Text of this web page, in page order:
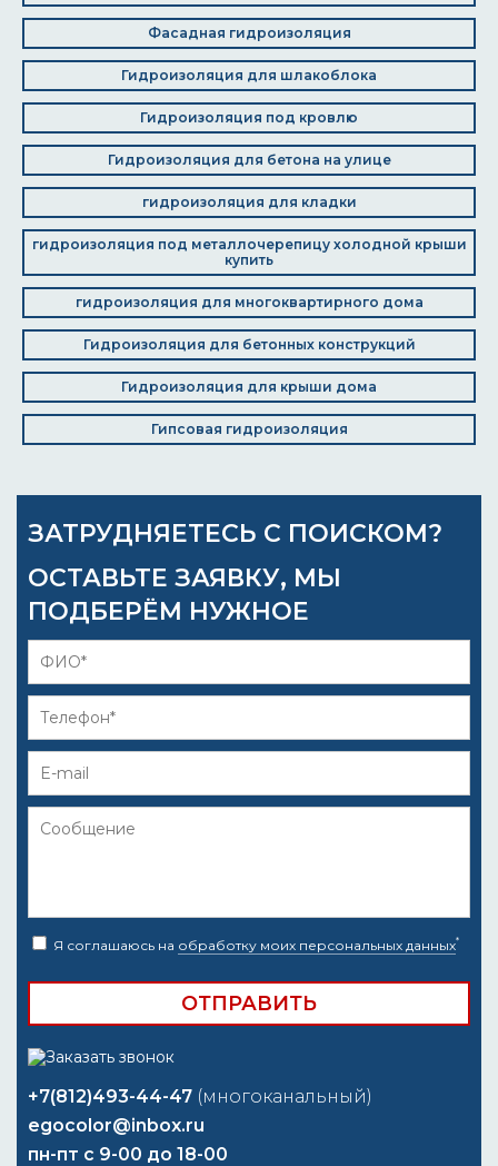
Фасадная гидроизоляция
Гидроизоляция для шлакоблока
Гидроизоляция под кровлю
Гидроизоляция для бетона на улице
гидроизоляция для кладки
гидроизоляция под металлочерепицу холодной крыши
купить
гидроизоляция для многоквартирного дома
Гидроизоляция для бетонных конструкций
Гидроизоляция для крыши дома
Гипсовая гидроизоляция
ЗАТРУДНЯЕТЕСЬ С ПОИСКОМ?
ОСТАВЬТЕ ЗАЯВКУ, МЫ
ПОДБЕРЁМ НУЖНОЕ
Я соглашаюсь на обработку моих персональных данных*
+7(812)493-44-47 (многоканальный)
egocolor@inbox.ru
пн-пт с 9-00 до 18-00